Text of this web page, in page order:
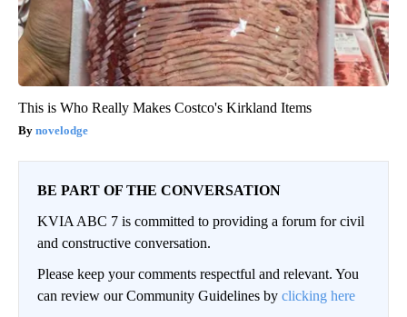
This is Who Really Makes Costco's Kirkland Items
novelodge
BE PART OF THE CONVERSATION
KVIA ABC 7 is committed to providing a forum for civil
and constructive conversation.
Please keep your comments respectful and relevant. You
can review our Community Guidelines by clicking here